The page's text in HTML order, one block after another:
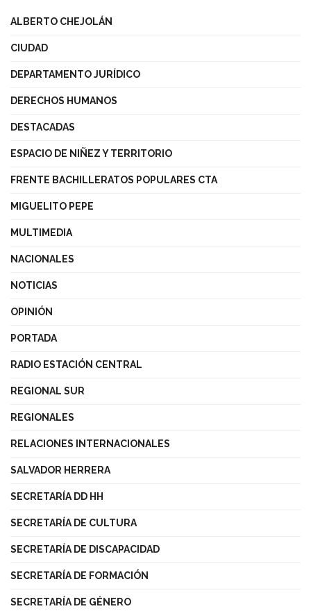
ALBERTO CHEJOLÁN
CIUDAD
DEPARTAMENTO JURÍDICO
DERECHOS HUMANOS
DESTACADAS
ESPACIO DE NIÑEZ Y TERRITORIO
FRENTE BACHILLERATOS POPULARES CTA
MIGUELITO PEPE
MULTIMEDIA
NACIONALES
NOTICIAS
OPINIÓN
PORTADA
RADIO ESTACIÓN CENTRAL
REGIONAL SUR
REGIONALES
RELACIONES INTERNACIONALES
SALVADOR HERRERA
SECRETARÍA DD HH
SECRETARÍA DE CULTURA
SECRETARÍA DE DISCAPACIDAD
SECRETARÍA DE FORMACIÓN
SECRETARÍA DE GÉNERO